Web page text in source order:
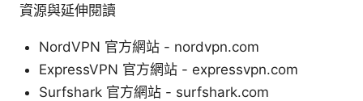
資源與延伸閱讀
NordVPN 官方網站 - nordvpn.com
ExpressVPN 官方網站 - expressvpn.com
Surfshark 官方網站 - surfshark.com